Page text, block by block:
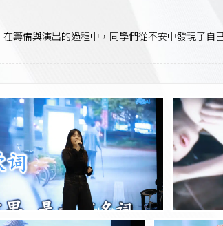
籌備與演出的過程中，同學們從不安中發現了